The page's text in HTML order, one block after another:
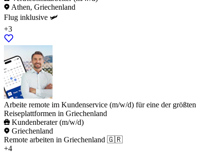
Athen, Griechenland
Flug inklusive 🛩️
+3
Arbeite remote im Kundenservice (m/w/d) für eine der größten
Reiseplattformen in Griechenland
Kundenberater (m/w/d)
Griechenland
Remote arbeiten in Griechenland 🇬🇷
+4